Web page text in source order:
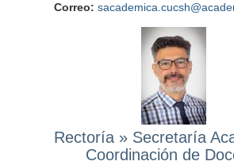
Correo:
Rectoría » Secretaría
Coordinación de